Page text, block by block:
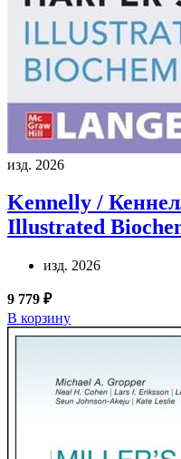
изд. 2026
Kennelly /
Illustrated
изд. 2026
9 779 ₽
В корзину